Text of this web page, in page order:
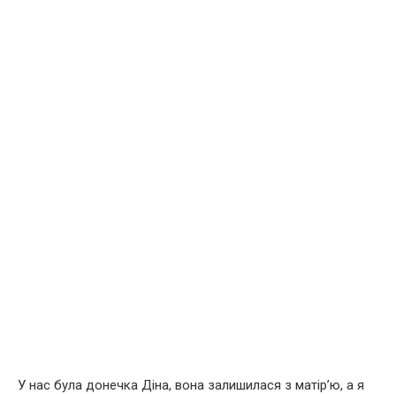
У нас була донечка Діна, вона залишилася з матір’ю, а я